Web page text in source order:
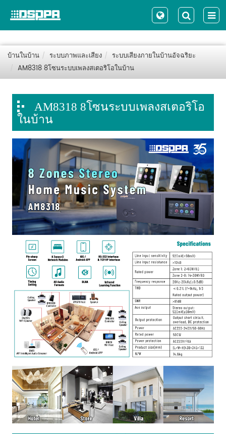
บ้านในบ้าน ระบบภาพและเสียง
ระบบเสียงภายในบ้านอัจฉริยะ
AM8318 8โซนระบบเพลงสเตอริโอในบ้าน
AM8318 8โซนระบบเพลงสเตอริโอ
ในบ้าน